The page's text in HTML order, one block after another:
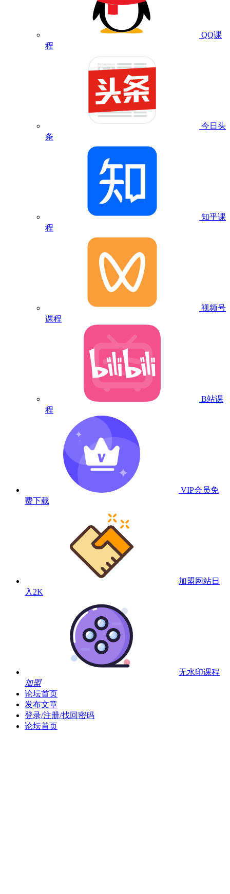
QQ课
程
今日头
条
知乎课
程
视频号
课程
B站课
程
VIP会员免
费下载
加盟网站日
入2K
无水印课程
加盟
论坛首页
发布文章
登录/注册/找回密码
论坛首页